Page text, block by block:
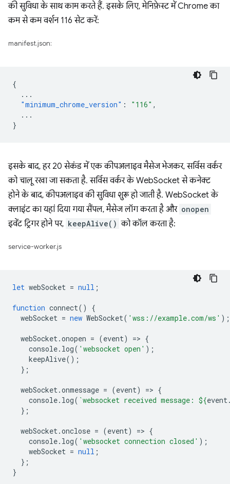
की सुविधा के साथ काम करते हैं. इसके लिए, मेनिफ़ेस्ट में Chrome का
कम से कम वर्शन 116 सेट करें:
manifest.json:
{
...
"minimum_chrome_version" : "116" ,
...
}
इसके बाद, हर 20 सेकंड में एक कीपअलाइव मैसेज भेजकर, सर्विस वर्कर
को चालू रखा जा सकता है. सर्विस वर्कर के WebSocket से कनेक्ट
होने के बाद, कीपअलाइव की सुविधा शुरू हो जाती है. WebSocket के
क्लाइंट का यहां दिया गया सैंपल, मैसेज लॉग करता है और onopen
इवेंट ट्रिगर होने पर, keepAlive() को कॉल करता है:
service-worker.js
let webSocket = null ;
function connect()
{
webSocket = new WebSocket( 'wss://example.com/ws' );
webSocket.onopen = (event) => {
console. log( 'websocket open' );
keepAlive();
};
webSocket.onmessage = (event) => {
console. log( `websocket received message: ${event
};
webSocket.onclose = (event) => {
console. log( 'websocket connection closed' );
webSocket = null ;
};
}